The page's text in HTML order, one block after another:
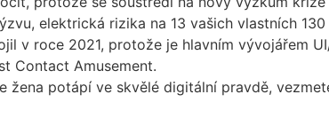
elektrická rizika na 13 vašich vlastních 130
v roce 2021, protože je hlavním vývojářem
Contact Amusement.
žena potápí ve skvělé digitální pravdě,